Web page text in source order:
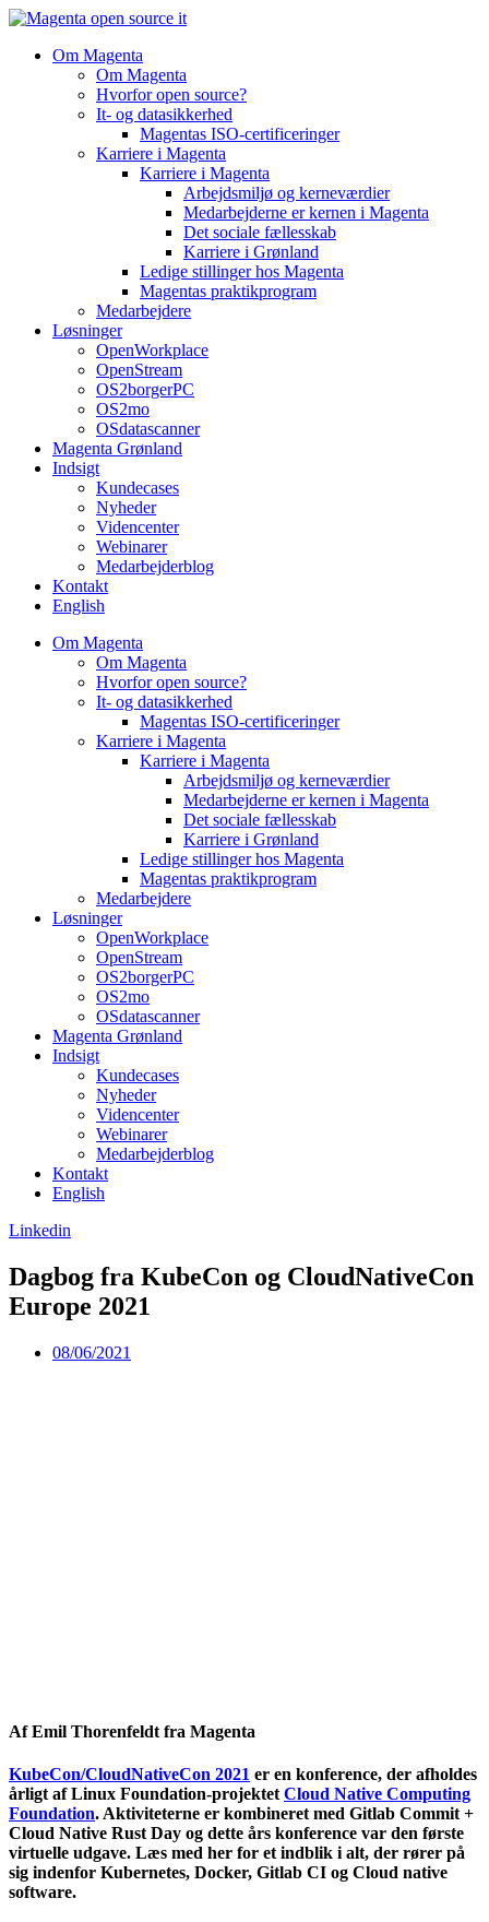
Videre
indholdOm Magenta
Om Magenta
Hvorfor open source?
It- og datasikkerhed
Magentas ISO-certificeringer
Karriere i Magenta
Karriere i Magenta
Arbejdsmiljø og kerneværdier
Medarbejderne er kernen i Magenta
Det sociale fællesskab
Karriere i Grønland
Ledige stillinger hos Magenta​
Magentas praktikprogram
Medarbejdere
Løsninger
OpenWorkplace
OpenStream
OS2borgerPC
OS2mo
OSdatascanner
Magenta Grønland
Indsigt
Kundecases
Nyheder
Videncenter
Webinarer
Medarbejderblog
Kontakt
English
Om Magenta
Om Magenta
Hvorfor open source?
It- og datasikkerhed
Magentas ISO-certificeringer
Karriere i Magenta
Karriere i Magenta
Arbejdsmiljø og kerneværdier
Medarbejderne er kernen i Magenta
Det sociale fællesskab
Karriere i Grønland
Ledige stillinger hos Magenta​
Magentas praktikprogram
Medarbejdere
Løsninger
OpenWorkplace
OpenStream
OS2borgerPC
OS2mo
OSdatascanner
Magenta Grønland
Indsigt
Kundecases
Nyheder
Videncenter
Webinarer
Medarbejderblog
Kontakt
English
Linkedin
Dagbog fra KubeCon og CloudNativeCon
Europe 2021
08/06/2021
Af Emil Thorenfeldt fra Magenta
KubeCon/CloudNativeCon 2021 er en konference, der afholdes
årligt af Linux Foundation-projektet Cloud Native Computing
Foundation. Aktiviteterne er kombineret med Gitlab Commit +
Cloud Native Rust Day og dette års konference var den første
virtuelle udgave. Læs med her for et indblik i alt, der rører på
sig indenfor Kubernetes, Docker, Gitlab CI og Cloud native
software.